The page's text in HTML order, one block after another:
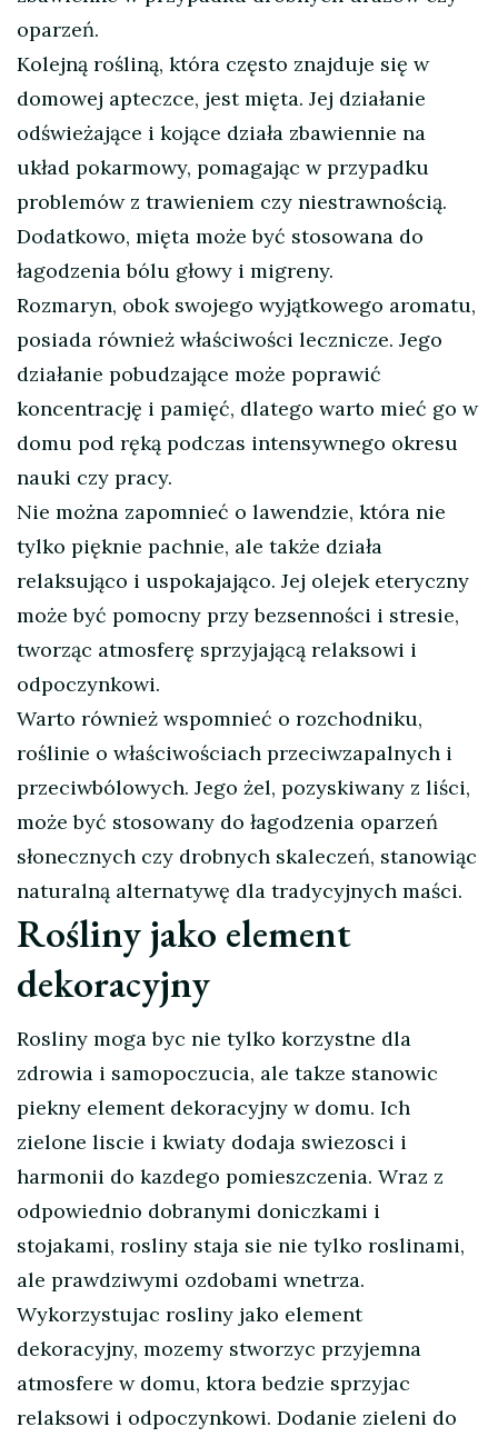
oparzeń.
Kolejną rośliną, która często znajduje się w
domowej apteczce, jest mięta. Jej działanie
odświeżające i kojące działa zbawiennie na
układ pokarmowy, pomagając w przypadku
problemów z trawieniem czy niestrawnością.
Dodatkowo, mięta może być stosowana do
łagodzenia bólu głowy i migreny.
Rozmaryn, obok swojego wyjątkowego aromatu,
posiada również właściwości lecznicze. Jego
działanie pobudzające może poprawić
koncentrację i pamięć, dlatego warto mieć go w
domu pod ręką podczas intensywnego okresu
nauki czy pracy.
Nie można zapomnieć o lawendzie, która nie
tylko pięknie pachnie, ale także działa
relaksująco i uspokajająco. Jej olejek eteryczny
może być pomocny przy bezsenności i stresie,
tworząc atmosferę sprzyjającą relaksowi i
odpoczynkowi.
Warto również wspomnieć o rozchodniku,
roślinie o właściwościach przeciwzapalnych i
przeciwbólowych. Jego żel, pozyskiwany z liści,
może być stosowany do łagodzenia oparzeń
słonecznych czy drobnych skaleczeń, stanowiąc
naturalną alternatywę dla tradycyjnych maści.
Rośliny jako element
dekoracyjny
Rosliny moga byc nie tylko korzystne dla
zdrowia i samopoczucia, ale takze stanowic
piekny element dekoracyjny w domu. Ich
zielone liscie i kwiaty dodaja swiezosci i
harmonii do kazdego pomieszczenia. Wraz z
odpowiednio dobranymi doniczkami i
stojakami, rosliny staja sie nie tylko roslinami,
ale prawdziwymi ozdobami wnetrza.
Wykorzystujac rosliny jako element
dekoracyjny, mozemy stworzyc przyjemna
atmosfere w domu, ktora bedzie sprzyjac
relaksowi i odpoczynkowi. Dodanie zieleni do